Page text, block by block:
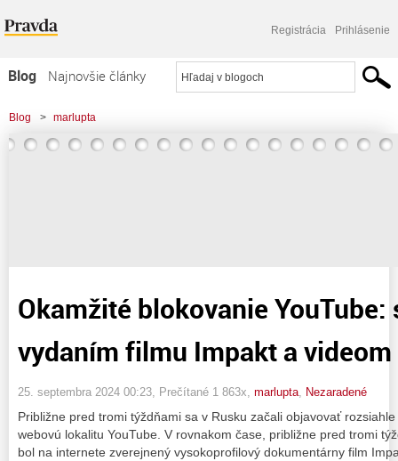
Registrácia Prihlásenie
Blog
Najnovšie články
Najčítanejšie články
Najkomentovanejšie články
Blog > marlupta
> Okamžité blokovanie YouTube: súvislosť s vydaním filmu Impakt a videom
Okamžité blokovanie
vydaním filmu Impakt a
25. septembra 2024 00:23 , Prečítané 1 863x, marlupta Nezaradené
Približne pred tromi týždňami sa v Rusku začali objavovať
webovú lokalitu YouTube. V rovnakom čase, približne pred tromi
bol na internete zverejnený vysokoprofilový dokumentárny film